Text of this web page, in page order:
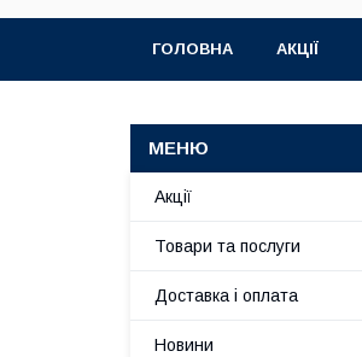
ГОЛОВНА АКЦІЇ
Акції
Товари та послуги
Доставка і оплата
Новини